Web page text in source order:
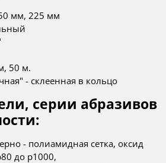
мм, 225 мм
50 м.
- склеенная в кольцо
серии абразивов
- полиамидная сетка, оксид
до p1000,